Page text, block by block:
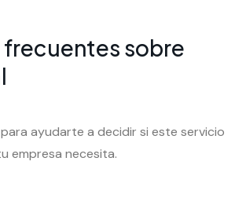
frecuentes sobre
ayudarte a decidir si este servicio
empresa necesita.